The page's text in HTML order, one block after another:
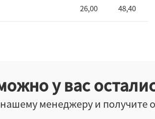
26,00 48,40
у вас
менеджеру и получите